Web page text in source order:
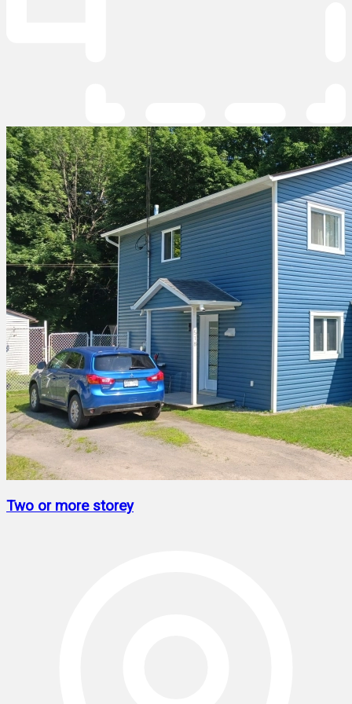
Two or more storey